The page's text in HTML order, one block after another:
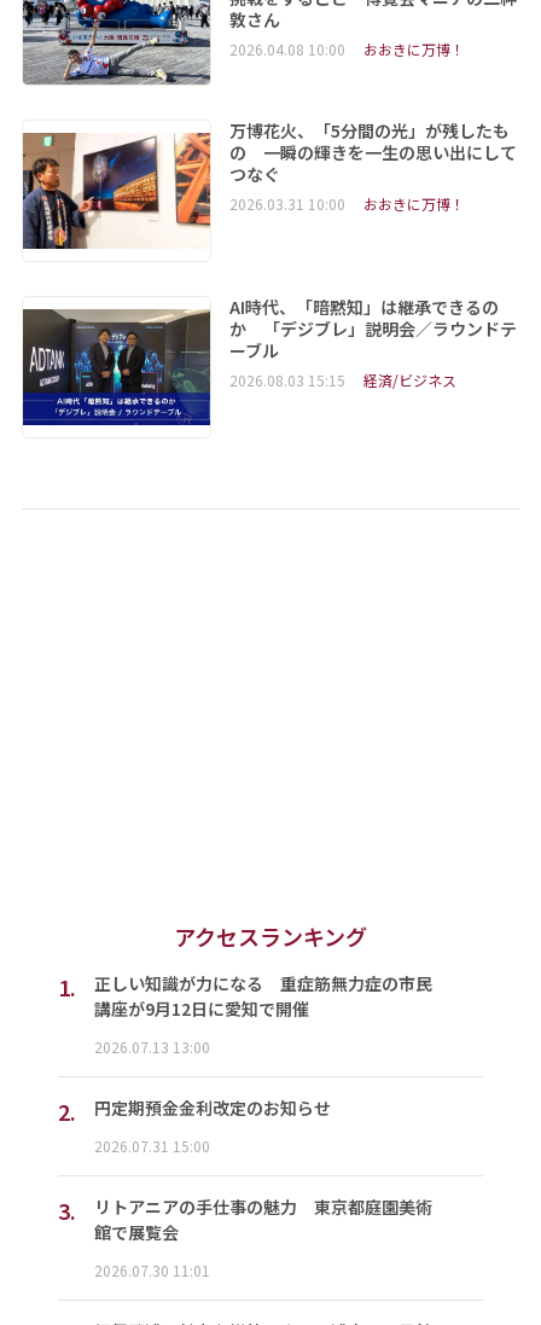
敦さん
2026.04.08 10:00 おおきに万博！
万博花火、「5分間の光」が残したも
の 一瞬の輝きを一生の思い出にして
つなぐ
2026.03.31 10:00 おおきに万博！
AI時代、「暗黙知」は継承できるの
か 「デジブレ」説明会／ラウンドテ
ーブル
2026.08.03 15:15 経済/ビジネス
アクセスランキング
1.
正しい知識が力になる 重症筋無力症の市民
講座が9月12日に愛知で開催
2026.07.13 13:00
2. 円定期預金金利改定のお知らせ
2026.07.31 15:00
3.
リトアニアの手仕事の魅力 東京都庭園美術
館で展覧会
2026.07.30 11:01